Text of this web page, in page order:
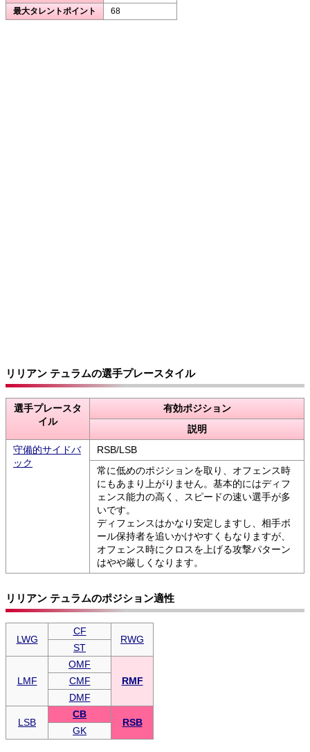
最大タレントポイント
68
リリアン テュラムの選手プレースタイル
選手プレースタ
イル
有効ポジション
説明
守備的サイドバ
ック
RSB/LSB
常に低めのポジションを取り、オフェンス時
にもあまり上がりません。基本的にはディフ
ェンス能力の高く、スピードの速い選手が多
いです。
ディフェンスはかなり安定しますし、相手ボ
ール保持者を追いかけやすくもなりますが、
オフェンス時にクロスを上げる攻撃パターン
はやや厳しくなります。
リリアン テュラムのポジション適性
LWG
CF
RWG
ST
LMF
OMF
RMF
CMF
DMF
LSB
CB
RSB
GK